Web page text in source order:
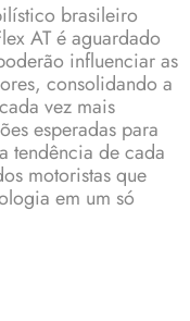
brasileiro
AT é aguardado
influenciar as
consolidando a
vez mais
esperadas para
tendência de cada
motoristas que
em um só